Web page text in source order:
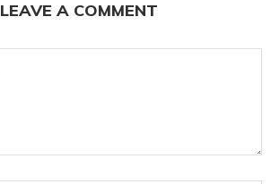
LEAVE A COMMENT